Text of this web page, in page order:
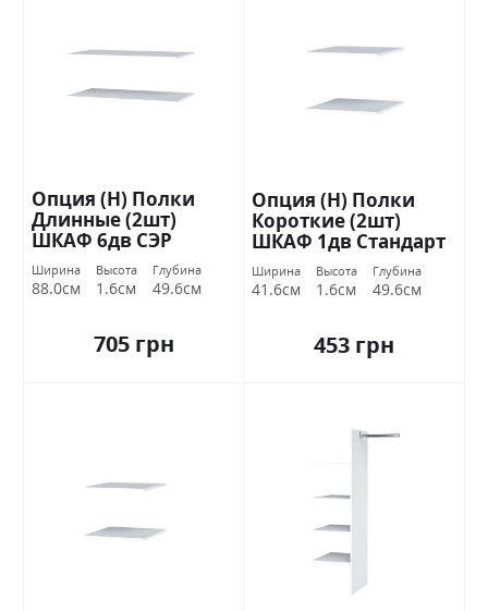
Опция (Н) Полки
Длинные (2шт)
ШКАФ 6дв СЭР
ОТСОК Стандарт
Ширина
88.0см
Высота
1.6см
Глубина
49.6см
705 грн
Опция (Н) Полки
Короткие (2шт)
ШКАФ 1дв Стандарт
Ширина
41.6см
Высота
1.6см
Глубина
49.6см
453 грн